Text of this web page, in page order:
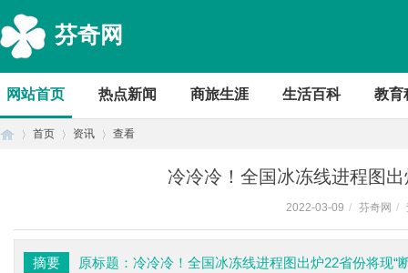
芬奇网
网站首页 热点新闻 商旅生涯 生活百科 教育
首页 资讯 查看
冷冷冷！全国冰冻线进程图
2022-03-09 / 芬奇网 /
摘要 原标题：冷冷冷！全国冰冻线进程图出炉22省份将现